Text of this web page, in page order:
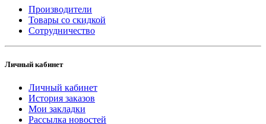
Производители
Товары со скидкой
Сотрудничество
Личный кабинет
Личный кабинет
История заказов
Мои закладки
Рассылка новостей